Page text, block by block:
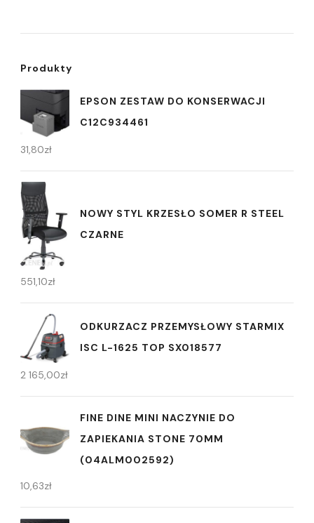
Produkty
EPSON ZESTAW DO KONSERWACJI
C12C934461
31,80zł
NOWY STYL KRZESŁO SOMER R STEEL
CZARNE
551,10zł
ODKURZACZ PRZEMYSŁOWY STARMIX
ISC L-1625 TOP SX018577
2 165,00zł
FINE DINE MINI NACZYNIE DO
ZAPIEKANIA STONE 70MM
(04ALM002592)
10,63zł